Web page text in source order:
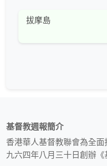
拔摩島
基督教週報簡介
香港華人基督教聯會為全
九六四年八月三十日創辦《